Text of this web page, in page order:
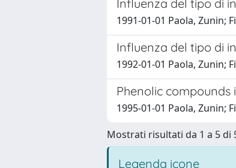
Influenza del tipo di
1991-01-01 Paola, Zunin;
Influenza del tipo di
1992-01-01 Paola, Zunin;
Phenolic
1995-01-01 Paola, Zunin;
Mostrati risultati da 1 a 5 di
Legenda icone